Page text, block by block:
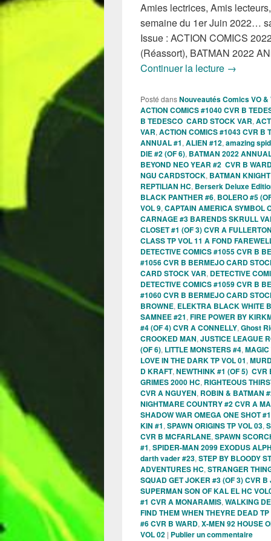
Amies lectrices, Amis
semaine du 1er Juin 2022…
Issue : ACTION COMICS
(Réassort), BATMAN 2022
Continuer la lecture Sorties
→
Posté dansNouveautés Comics VO &
ACTION COMICS #1040 CVR B
B TEDESCO CARD STOCK VAR,
VAR, ACTION COMICS #1043 CVR B
ANNUAL #1, ALIEN #12, amazing
DIE #2 (OF 6), BATMAN 2022
BEYOND NEO YEAR #2 CVR B
NGU CARDSTOCK, BATMAN
REPTILIAN HC, Berserk Deluxe
BLACK PANTHER #6, BOLERO #5
VOL 9, CAPTAIN AMERICA SYMBOL
CARNAGE #3 BARENDS SKRULL
CLOSET #1 (OF 3) CVR A FULLERTON
CLASS TP VOL 11 A FOND
DETECTIVE COMICS #1055 CVR B
#1056 CVR B BERMEJO CARD
CARD STOCK VAR, DETECTIVE
DETECTIVE COMICS #1059 CVR B
#1060 CVR B BERMEJO CARD
BROWNE, ELEKTRA BLACK WHITE
SAMNEE #21, FIRE POWER BY
#4 (OF 4) CVR A CONNELLY, Ghost
CROOKED MAN, JUSTICE LEAGUE
(OF 6), LITTLE MONSTERS #4,
LOVE IN THE DARK TP VOL 01,
D KRAFT, NEWTHINK #1 (OF 5) CVR
GRIMES 2000 HC, RIGHTEOUS
CVR A NGUYEN, ROBIN & BATMAN
NIGHTMARE COUNTRY #2 CVR A
SHADOW WAR OMEGA ONE SHOT
KIN #1, SPAWN ORIGINS TP VOL 03,
CVR B MCFARLANE, SPAWN
#1, SPIDER-MAN 2099 EXODUS
darth vader #23, STEP BY BLOODY
ADVENTURES HC, STRANGER
SQUAD GET JOKER #3 (OF 3) CVR B
SUPERMAN SON OF KAL EL HC
#1 CVR A MONARAMIS, WALKING
FIND THEM WHEN THEYRE DEAD
#6 CVR B WARD, X-MEN 92 HOUSE
VOL 02 | Publier un commentaire